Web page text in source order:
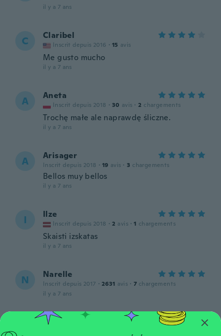
il y a 7 ans
C Claribel
Inscrit depuis 2016 · 15 avis
Me gusto mucho
il y a 7 ans
A Aneta
Inscrit depuis 2018 · 30 avis · 2 chargements
Trochę małe ale naprawdę śliczne.
il y a 7 ans
A Arisager
Inscrit depuis 2018 · 19 avis · 3 chargements
Bellos muy bellos
il y a 7 ans
I Ilze
Inscrit depuis 2018 · 2 avis · 1 chargements
Skaisti izskatas
il y a 7 ans
N Narelle
Inscrit depuis 2017 · 2631 avis · 7 chargements
il y a 7 ans
Dorothy